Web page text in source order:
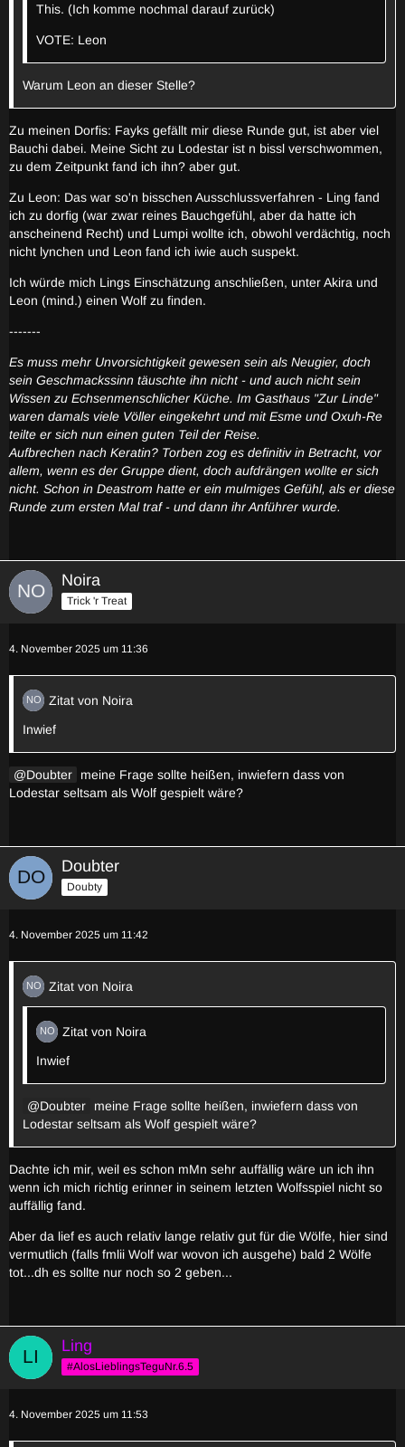
This. (Ich komme nochmal darauf zurück)
VOTE: Leon
Warum Leon an dieser Stelle?
Zu meinen Dorfis: Fayks gefällt mir diese Runde gut, ist aber viel
Bauchi dabei. Meine Sicht zu Lodestar ist n bissl verschwommen,
zu dem Zeitpunkt fand ich ihn? aber gut.
Zu Leon: Das war so'n bisschen Ausschlussverfahren - Ling fand
ich zu dorfig (war zwar reines Bauchgefühl, aber da hatte ich
anscheinend Recht) und Lumpi wollte ich, obwohl verdächtig, noch
nicht lynchen und Leon fand ich iwie auch suspekt.
Ich würde mich Lings Einschätzung anschließen, unter Akira und
Leon (mind.) einen Wolf zu finden.
-------
Es muss mehr Unvorsichtigkeit gewesen sein als Neugier, doch
sein Geschmackssinn täuschte ihn nicht - und auch nicht sein
Wissen zu Echsenmenschlicher Küche. Im Gasthaus "Zur Linde"
waren damals viele Völler eingekehrt und mit Esme und Oxuh-Re
teilte er sich nun einen guten Teil der Reise.
Aufbrechen nach Keratin? Torben zog es definitiv in Betracht, vor
allem, wenn es der Gruppe dient, doch aufdrängen wollte er sich
nicht. Schon in Deastrom hatte er ein mulmiges Gefühl, als er diese
Runde zum ersten Mal traf - und dann ihr Anführer wurde.
Noira
Trick 'r Treat
4. November 2025 um 11:36
Zitat von Noira
Inwief
Doubter
meine Frage sollte heißen, inwiefern dass von
Lodestar seltsam als Wolf gespielt wäre?
Doubter
Doubty
4. November 2025 um 11:42
Zitat von Noira
Zitat von Noira
Inwief
Doubter
meine Frage sollte heißen, inwiefern dass von
Lodestar seltsam als Wolf gespielt wäre?
Dachte ich mir, weil es schon mMn sehr auffällig wäre un ich ihn
wenn ich mich richtig erinner in seinem letzten Wolfsspiel nicht so
auffällig fand.
Aber da lief es auch relativ lange relativ gut für die Wölfe, hier sind
vermutlich (falls fmlii Wolf war wovon ich ausgehe) bald 2 Wölfe
tot...dh es sollte nur noch so 2 geben...
Ling
#AlosLieblingsTeguNr.6.5
4. November 2025 um 11:53